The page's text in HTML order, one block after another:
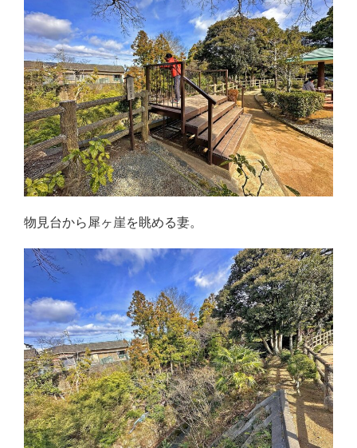
物見台から犀ヶ崖を眺める妻。